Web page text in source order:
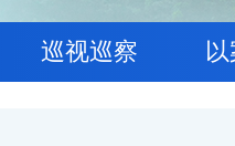
巡视巡察